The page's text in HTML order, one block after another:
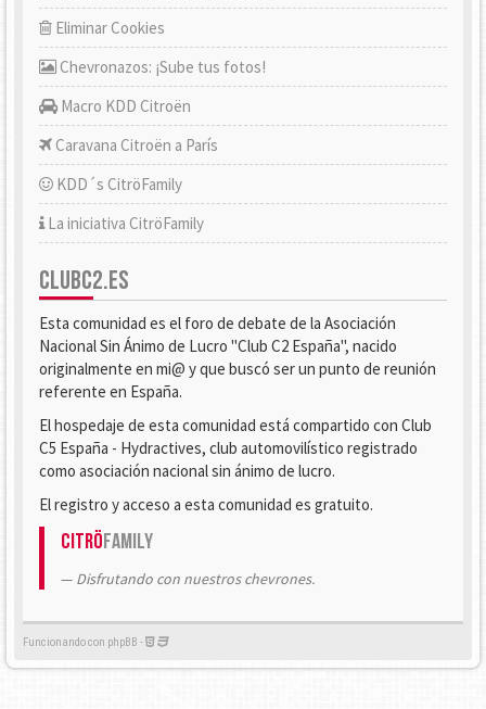
Eliminar Cookies
Chevronazos: ¡Sube tus fotos!
Macro KDD Citroën
Caravana Citroën a París
KDD´s CitröFamily
La iniciativa CitröFamily
CLUBC2.ES
Esta comunidad es el foro de debate de la Asociación
Nacional Sin Ánimo de Lucro "Club C2 España", nacido
originalmente en mi@ y que buscó ser un punto de reunión
referente en España.
El hospedaje de esta comunidad está compartido con Club
C5 España - Hydractives, club automovilístico registrado
como asociación nacional sin ánimo de lucro.
El registro y acceso a esta comunidad es gratuito.
CitröFamily
Disfrutando con nuestros chevrones.
Funcionando con phpBB -